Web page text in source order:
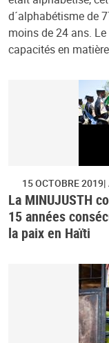
d´alphabétisme de
moins de 24 ans.
capacités en
15 OCTOBRE 2019
La MINUJUSTH
15 années
la paix en Haïti